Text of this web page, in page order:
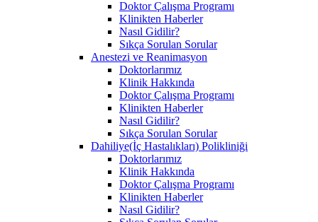
Doktor Çalışma Programı
Klinikten Haberler
Nasıl Gidilir?
Sıkça Sorulan Sorular
Anestezi ve Reanimasyon
Doktorlarımız
Klinik Hakkında
Doktor Çalışma Programı
Klinikten Haberler
Nasıl Gidilir?
Sıkça Sorulan Sorular
Dahiliye(İç Hastalıkları) Polikliniği
Doktorlarımız
Klinik Hakkında
Doktor Çalışma Programı
Klinikten Haberler
Nasıl Gidilir?